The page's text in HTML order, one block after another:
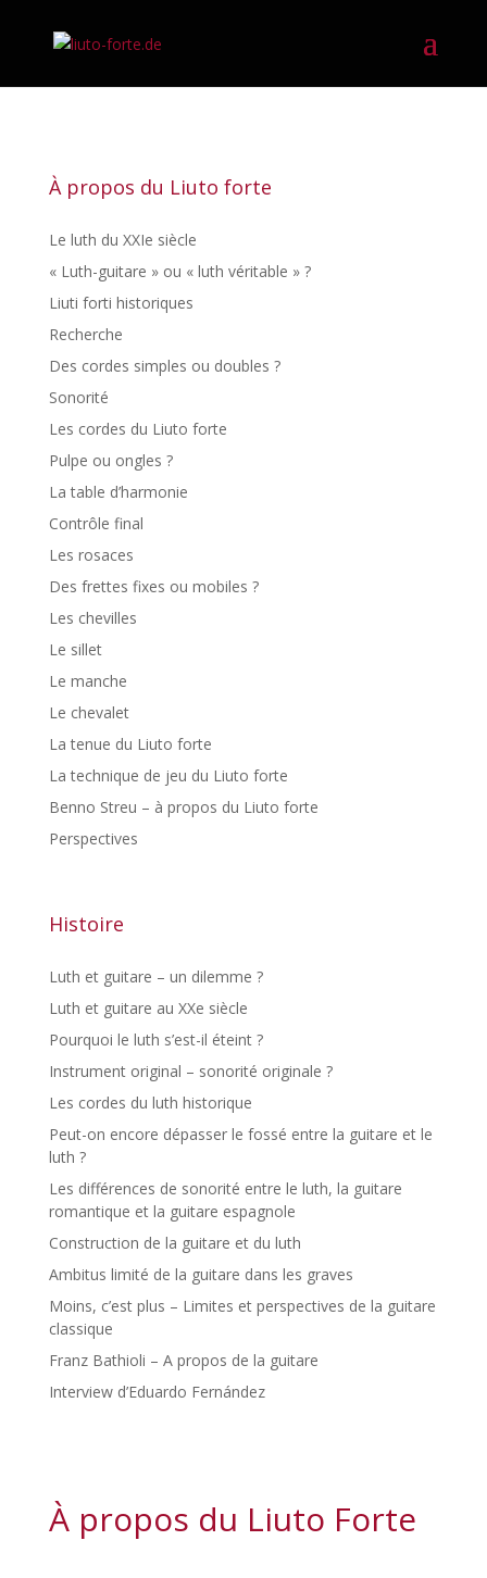
À propos du Liuto forte
Le luth du XXIe siècle
« Luth-guitare » ou « luth véritable » ?
Liuti forti historiques
Recherche
Des cordes simples ou doubles ?
Sonorité
Les cordes du Liuto forte
Pulpe ou ongles ?
La table d’harmonie
Contrôle final
Les rosaces
Des frettes fixes ou mobiles ?
Les chevilles
Le sillet
Le manche
Le chevalet
La tenue du Liuto forte
La technique de jeu du Liuto forte
Benno Streu – à propos du Liuto forte
Perspectives
Histoire
Luth et guitare – un dilemme ?
Luth et guitare au XXe siècle
Pourquoi le luth s’est-il éteint ?
Instrument original – sonorité originale ?
Les cordes du luth historique
Peut-on encore dépasser le fossé entre la guitare et le
luth ?
Les différences de sonorité entre le luth, la guitare
romantique et la guitare espagnole
Construction de la guitare et du luth
Ambitus limité de la guitare dans les graves
Moins, c’est plus – Limites et perspectives de la guitare
classique
Franz Bathioli – A propos de la guitare
Interview d’Eduardo Fernández
À propos du Liuto Forte